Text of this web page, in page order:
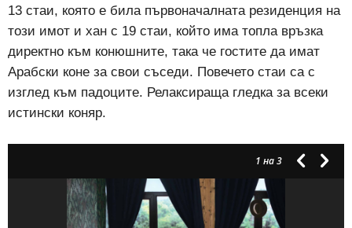
13 стаи, която е била първоначалната резиденция на
този имот и хан с 19 стаи, който има топла връзка
директно към конюшните, така че гостите да имат
Арабски коне за свои съседи. Повечето стаи са с
изглед към падоците. Релаксираща гледка за всеки
истински коняр.
1 на 3